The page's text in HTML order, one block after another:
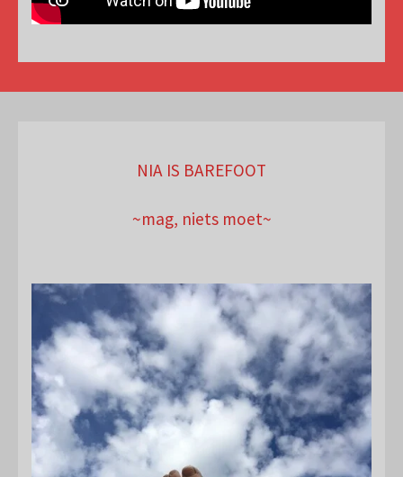
NIA IS BAREFOOT
~mag, niets moet~